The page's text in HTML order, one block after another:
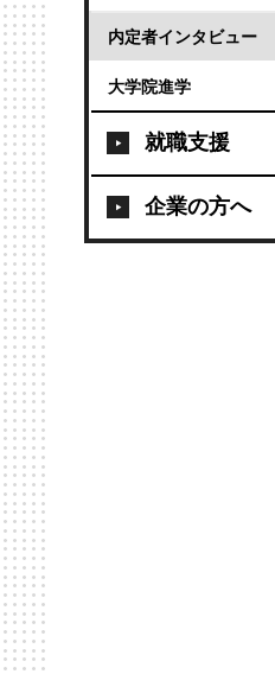
内定者インタビュー
大学院進学
就職支援
企業の方へ